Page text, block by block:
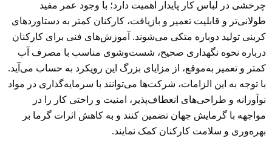
چرخشی در لباس کار پایدار اهمیت دارد؛ با وجود عمر مفید
طولانی‌تر و قابلیت تعمیر و بازیافت، کارکنان کمتر به دستاوردهای
کربنی تولید دوباره متکی می‌شوند. آموزش‌های فنی برای کارکنان
درباره نحوه نگهداری صحیح، شست‌وشوی مناسب با مصرف آب
کمتر و تعمیر به‌موقع، از مزایای بزرگ این رویکرد به حساب می‌آید.
با توجه به این الزامات، شرکت‌ها می‌توانند با سرمایه‌گذاری در مواد
نوآورانه و طراحی‌های انعطاف‌پذیر، امنیت و راحتی کار را در
مواجهه با گرمایش جهان تضمین کنند و به کاهش اثرات گرما بر
بهره‌وری و سلامت کارکنان کمک نمایند.